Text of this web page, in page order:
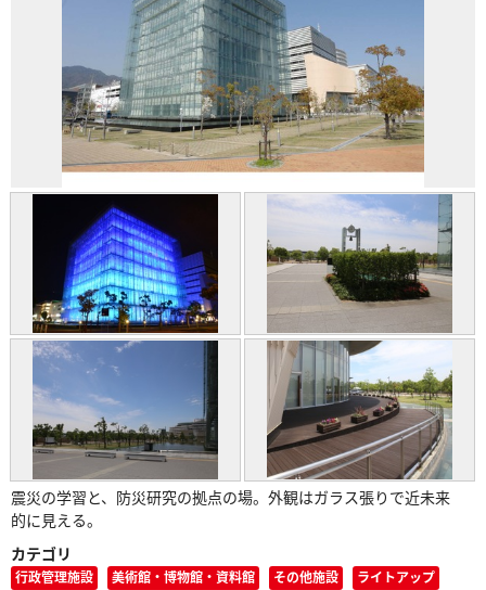
震災の学習と、防災研究の拠点の場。外観はガラス張りで近未来
的に見える。
カテゴリ
行政管理施設 美術館・博物館・資料館 その他施設 ライトアップ